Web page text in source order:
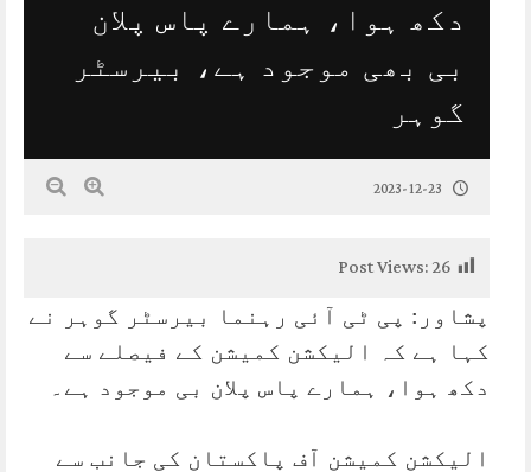
دکھ ہوا، ہمارے پاس پلان
بی بھی موجود ہے، بیرسٹر
گوہر
2023-12-23
Post Views:26
پشاور: پی ٹی آئی رہنما بیرسٹر گوہر نے
کہا ہے کہ الیکشن کمیشن کے فیصلے سے
دکھ ہوا، ہمارے پاس پلان بی موجود ہے۔
الیکشن کمیشن آف پاکستان کی جانب سے